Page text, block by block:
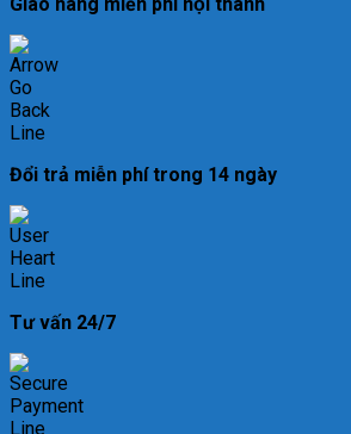
Đổi trả miễn phí trong 14 ngày
Tư vấn 24/7